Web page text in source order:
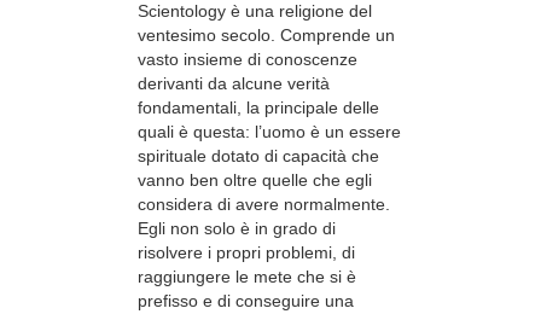
Scientology è una religione del
ventesimo secolo. Comprende un
vasto insieme di conoscenze
derivanti da alcune verità
fondamentali, la principale delle
quali è questa: l’uomo è un essere
spirituale dotato di capacità che
vanno ben oltre quelle che egli
considera di avere normalmente.
Egli non solo è in grado di
risolvere i propri problemi, di
raggiungere le mete che si è
prefisso e di conseguire una